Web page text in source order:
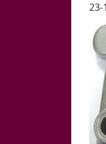
23-